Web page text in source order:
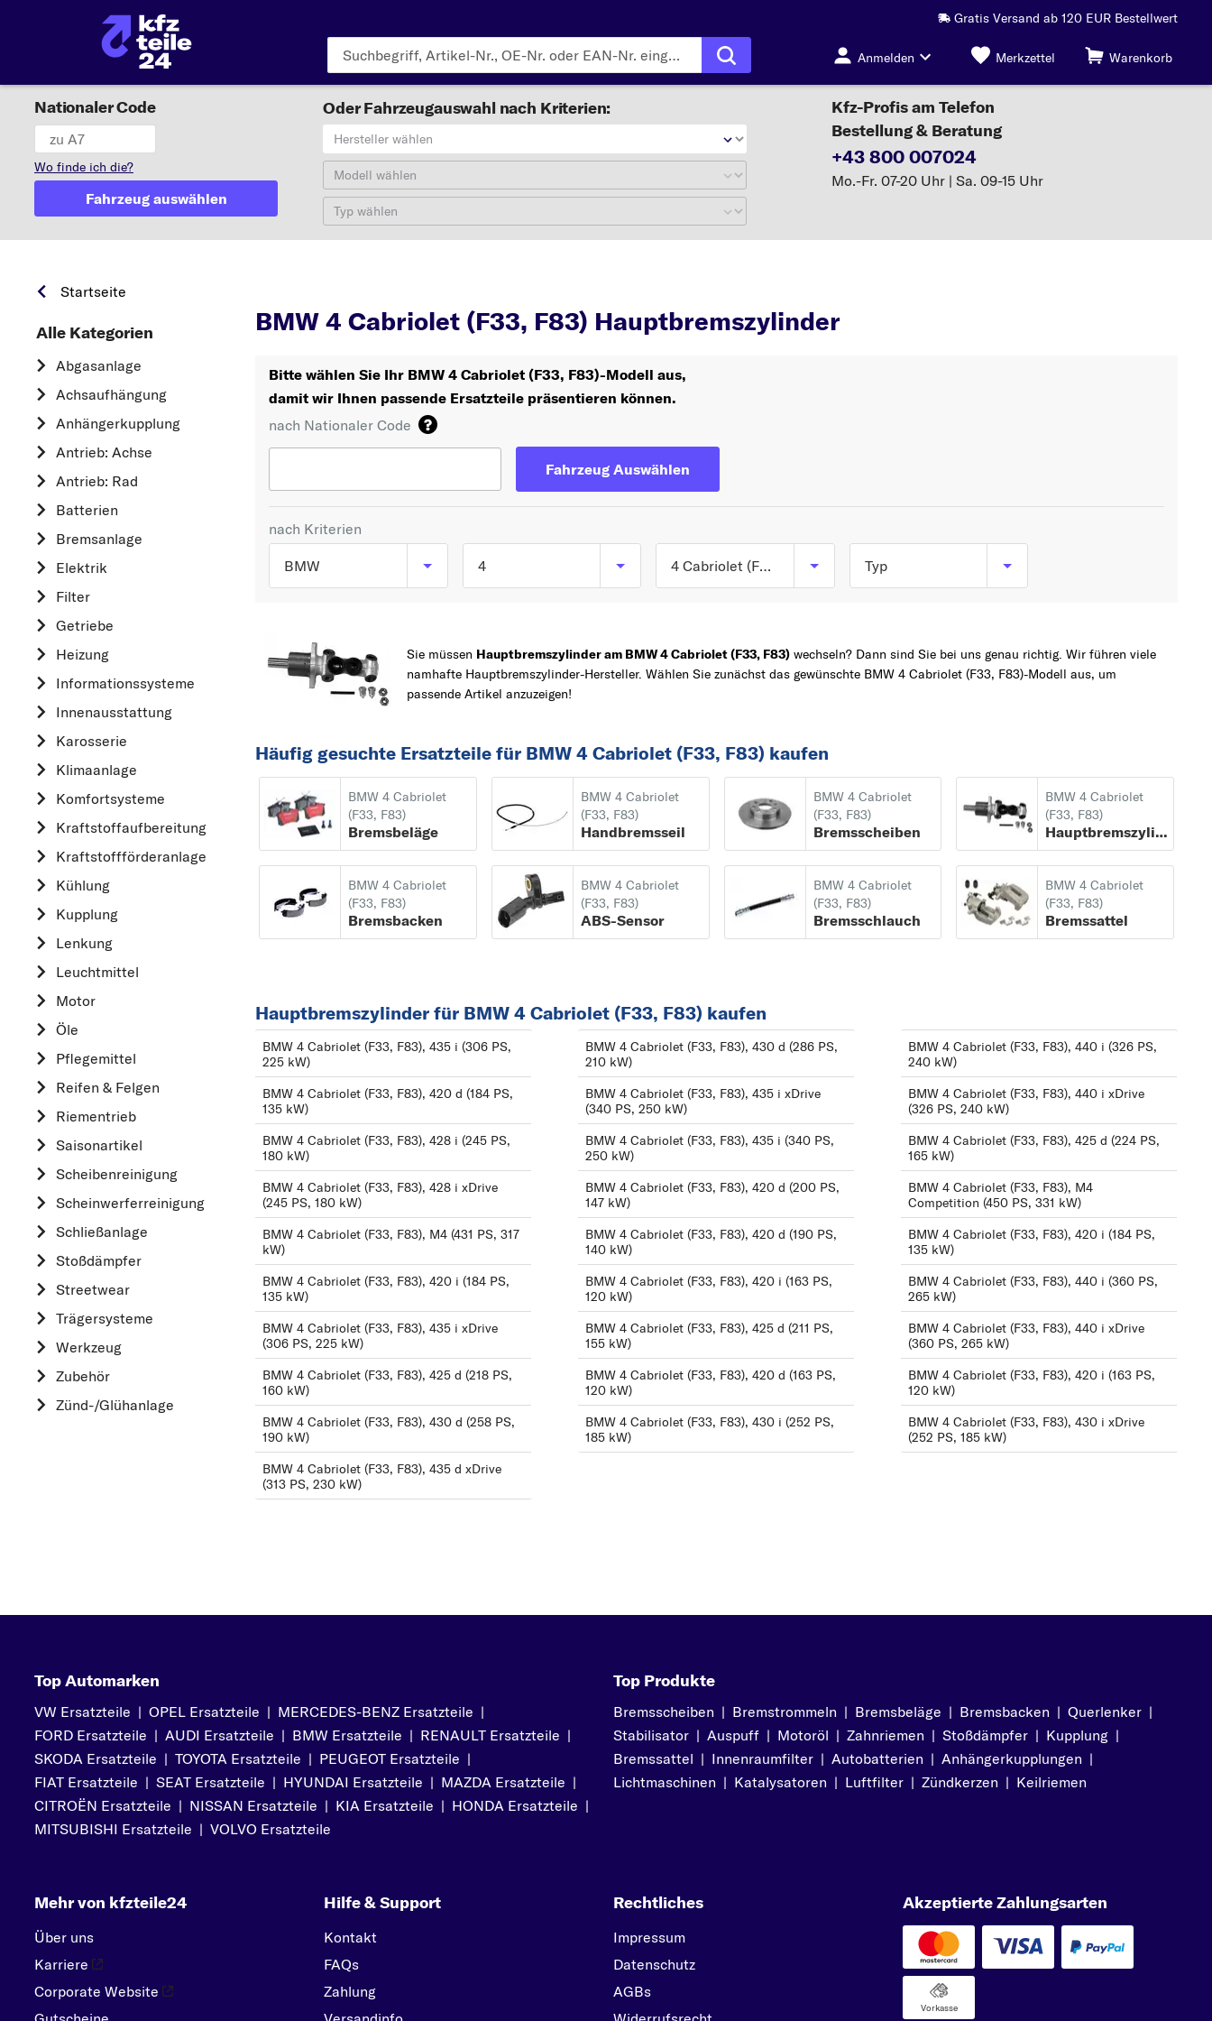
Gratis Versand ab 120 EUR Bestellwert
Anmelden Merkzettel Warenkorb
Nationaler Code
Wo finde ich die?
Fahrzeug auswählen
Oder Fahrzeugauswahl nach Kriterien:
Hersteller wählen
Modell wählen
Typ wählen
Kfz-Profis am Telefon
Bestellung & Beratung
+43 800 007024
Mo.-Fr. 07-20 Uhr | Sa. 09-15 Uhr
Startseite
Alle Kategorien
Abgasanlage
Achsaufhängung
Anhängerkupplung
Antrieb: Achse
Antrieb: Rad
Batterien
Bremsanlage
Elektrik
Filter
Getriebe
Heizung
Informationssysteme
Innenausstattung
Karosserie
Klimaanlage
Komfortsysteme
Kraftstoff­aufbereitung
Kraftstoff­förderanlage
Kühlung
Kupplung
Lenkung
Leuchtmittel
Motor
Öle
Pflegemittel
Reifen & Felgen
Riementrieb
Saisonartikel
Scheibenreinigung
Scheinwerferreinigung
Schließanlage
Stoßdämpfer
Streetwear
Trägersysteme
Werkzeug
Zubehör
Zünd-/Glühanlage
BMW 4 Cabriolet (F33, F83) Hauptbremszylinder
Bitte wählen Sie Ihr BMW 4 Cabriolet (F33, F83)-Modell aus,
damit wir Ihnen passende Ersatzteile präsentieren können.
nach Nationaler Code
Fahrzeug Auswählen
nach Kriterien
BMW
OPEL
MERCEDES-BENZ
AUDI
A
ALFA ROMEO
AUDI
BMW
C
CHEVROLET
DACIA
DAIHATSU
F
FIAT
FORD
H
HONDA
HYUNDAI
K
KIA
L
LAND ROVER
M
MAZDA
MERCEDES-BENZ
MINI
MITSUBISHI
N
RENAULT
SEAT
SKODA
SMART
TOYOTA
VOLVO
4
5
1
X1
02
5
5
6
7
8
8
I
i3
X1
X3
X4
X5
Z
4 Cabriolet (F33, F83) ab 10/2013
4 Coupe (F32, F82) ab
03/2014
Typ
420 d (200 PS, 147
420 i (184 PS, 135 kW)
420 i (184 PS, 135 kW)
420 i (163 PS, 120 kW)
425 d (218 PS, 160 kW)
425 d (224 PS, 165 kW)
428 i (245 PS, 180 kW)
430 d (258 PS, 190
430 d (286 PS, 210
430 i (252 PS, 185 kW)
430 i xDrive (252 PS,
185 kW)
435 d xDrive (313 PS,
230 kW)
435 i (340 PS, 250 kW)
435 i (306 PS, 225 kW)
435 i xDrive (340 PS,
250 kW)
435 i xDrive (306 PS,
440 i (326 PS, 240 kW)
Sie müssen Hauptbremszylinder am BMW 4 Cabriolet (F33, F83) wechseln? Dann sind Sie bei uns genau richtig. Wir führen viele
namhafte Hauptbremszylinder-Hersteller. Wählen Sie zunächst das gewünschte BMW 4 Cabriolet (F33, F83)-Modell aus, um
passende Artikel anzuzeigen!
Häufig gesuchte Ersatzteile für BMW 4 Cabriolet (F33, F83) kaufen
BMW 4 Cabriolet
(F33, F83)
Bremsbeläge
BMW 4 Cabriolet
(F33, F83)
Handbremsseil
BMW 4 Cabriolet
(F33, F83)
Bremsscheiben
BMW 4 Cabriolet
(F33, F83)
Hauptbremszylinder
BMW 4 Cabriolet
(F33, F83)
Bremsbacken
BMW 4 Cabriolet
(F33, F83)
ABS-Sensor
BMW 4 Cabriolet
(F33, F83)
Bremsschlauch
BMW 4 Cabriolet
(F33, F83)
Bremssattel
Hauptbremszylinder für BMW 4 Cabriolet (F33, F83) kaufen
BMW 4 Cabriolet (F33, F83), 435 i (306 PS,
225 kW)
BMW 4 Cabriolet (F33, F83), 420 d (184 PS,
135 kW)
BMW 4 Cabriolet (F33, F83), 428 i (245 PS,
180 kW)
BMW 4 Cabriolet (F33, F83), 428 i xDrive
(245 PS, 180 kW)
BMW 4 Cabriolet (F33, F83), M4 (431 PS, 317
kW)
BMW 4 Cabriolet (F33, F83), 420 i (184 PS,
135 kW)
BMW 4 Cabriolet (F33, F83), 435 i xDrive
(306 PS, 225 kW)
BMW 4 Cabriolet (F33, F83), 425 d (218 PS,
160 kW)
BMW 4 Cabriolet (F33, F83), 430 d (258 PS,
190 kW)
BMW 4 Cabriolet (F33, F83), 435 d xDrive
(313 PS, 230 kW)
BMW 4 Cabriolet (F33, F83), 430 d (286 PS,
210 kW)
BMW 4 Cabriolet (F33, F83), 435 i xDrive
(340 PS, 250 kW)
BMW 4 Cabriolet (F33, F83), 435 i (340 PS,
250 kW)
BMW 4 Cabriolet (F33, F83), 420 d (200 PS,
147 kW)
BMW 4 Cabriolet (F33, F83), 420 d (190 PS,
140 kW)
BMW 4 Cabriolet (F33, F83), 420 i (163 PS,
120 kW)
BMW 4 Cabriolet (F33, F83), 425 d (211 PS,
155 kW)
BMW 4 Cabriolet (F33, F83), 420 d (163 PS,
120 kW)
BMW 4 Cabriolet (F33, F83), 430 i (252 PS,
185 kW)
BMW 4 Cabriolet (F33, F83), 440 i (326 PS,
240 kW)
BMW 4 Cabriolet (F33, F83), 440 i xDrive
(326 PS, 240 kW)
BMW 4 Cabriolet (F33, F83), 425 d (224 PS,
165 kW)
BMW 4 Cabriolet (F33, F83), M4
Competition (450 PS, 331 kW)
BMW 4 Cabriolet (F33, F83), 420 i (184 PS,
135 kW)
BMW 4 Cabriolet (F33, F83), 440 i (360 PS,
265 kW)
BMW 4 Cabriolet (F33, F83), 440 i xDrive
(360 PS, 265 kW)
BMW 4 Cabriolet (F33, F83), 420 i (163 PS,
120 kW)
BMW 4 Cabriolet (F33, F83), 430 i xDrive
(252 PS, 185 kW)
Top Automarken
VW Ersatzteile | OPEL Ersatzteile | MERCEDES-BENZ Ersatzteile |
FORD Ersatzteile | AUDI Ersatzteile | BMW Ersatzteile | RENAULT Ersatzteile |
SKODA Ersatzteile | TOYOTA Ersatzteile | PEUGEOT Ersatzteile |
FIAT Ersatzteile | SEAT Ersatzteile | HYUNDAI Ersatzteile | MAZDA Ersatzteile |
CITROËN Ersatzteile | NISSAN Ersatzteile | KIA Ersatzteile | HONDA Ersatzteile |
MITSUBISHI Ersatzteile | VOLVO Ersatzteile
Top Produkte
Bremsscheiben | Bremstrommeln | Bremsbeläge | Bremsbacken | Querlenker |
Stabilisator | Auspuff | Motoröl | Zahnriemen | Stoßdämpfer | Kupplung |
Bremssattel | Innenraumfilter | Autobatterien | Anhängerkupplungen |
Lichtmaschinen | Katalysatoren | Luftfilter | Zündkerzen | Keilriemen
Mehr von kfzteile24
Über uns
Karriere
Corporate Website
Hilfe & Support
Kontakt
FAQs
Zahlung
Rechtliches
Impressum
Datenschutz
AGBs
Akzeptierte Zahlungsarten
Vorkasse